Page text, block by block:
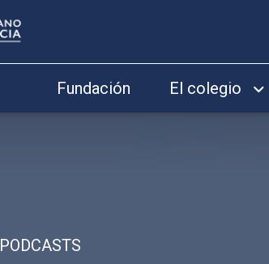
Fundación El colegio
PODCASTS